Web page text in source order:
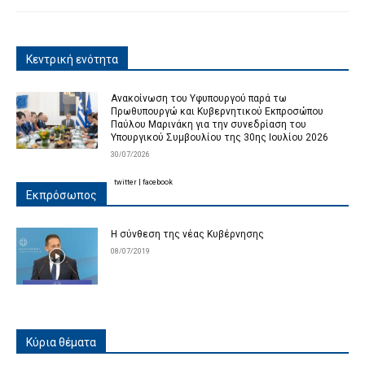
Κεντρική ενότητα
Ανακοίνωση του Υφυπουργού παρά τω
Πρωθυπουργώ και Κυβερνητικού Εκπροσώπου
Παύλου Μαρινάκη για την συνεδρίαση του
Υπουργικού Συμβουλίου της 30ης Ιουλίου 2026
30/07/2026
Εκπρόσωπος
Η σύνθεση της νέας Κυβέρνησης
08/07/2019
twitter facebook
Κύρια θέματα